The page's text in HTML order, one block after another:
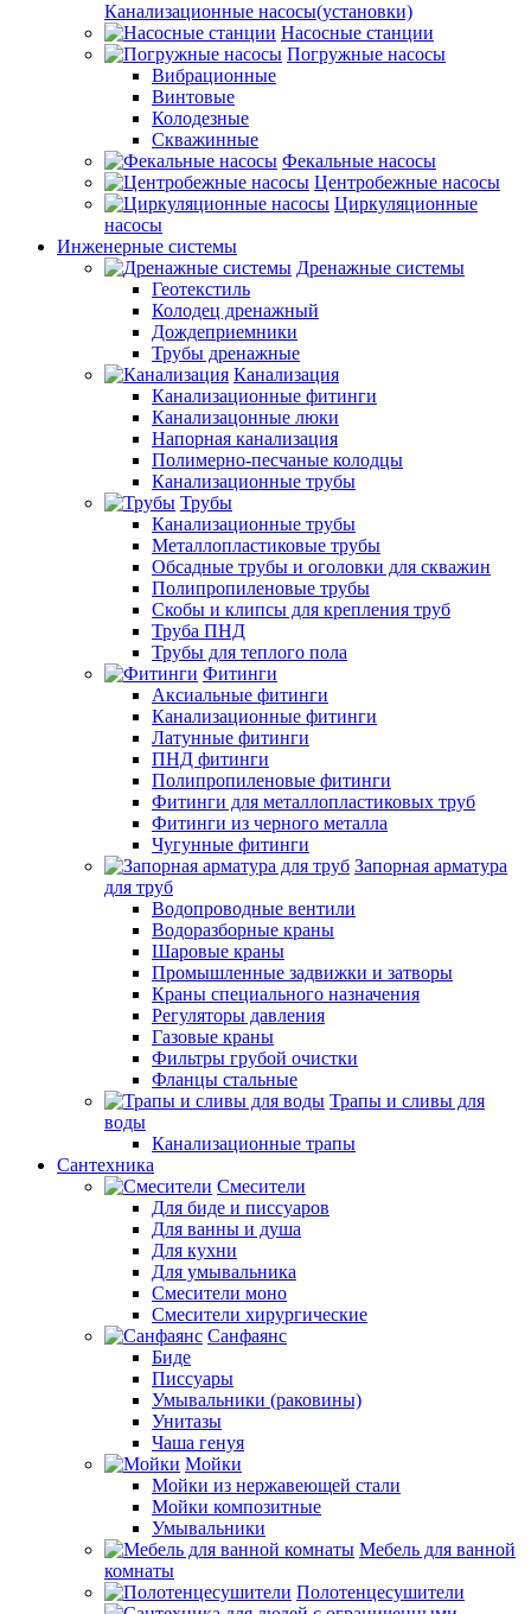
Канализационные насосы(установки)
Насосные станции
Погружные насосы
Вибрационные
Винтовые
Колодезные
Скважинные
Фекальные насосы
Центробежные насосы
Циркуляционные
насосы
Инженерные системы
Дренажные системы
Геотекстиль
Колодец дренажный
Дождеприемники
Трубы дренажные
Канализация
Канализационные фитинги
Канализацонные люки
Напорная канализация
Полимерно-песчаные колодцы
Канализационные трубы
Трубы
Канализационные трубы
Металлопластиковые трубы
Обсадные трубы и оголовки для скважин
Полипропиленовые трубы
Скобы и клипсы для крепления труб
Труба ПНД
Трубы для теплого пола
Фитинги
Аксиальные фитинги
Канализационные фитинги
Латунные фитинги
ПНД фитинги
Полипропиленовые фитинги
Фитинги для металлопластиковых труб
Фитинги из черного металла
Чугунные фитинги
Запорная арматура
для труб
Водопроводные вентили
Водоразборные краны
Шаровые краны
Промышленные задвижки и затворы
Краны специального назначения
Регуляторы давления
Газовые краны
Фильтры грубой очистки
Фланцы стальные
Трапы и сливы для
воды
Канализационные трапы
Сантехника
Смесители
Для биде и писсуаров
Для ванны и душа
Для кухни
Для умывальника
Смесители моно
Смесители хирургические
Санфаянс
Биде
Писсуары
Умывальники (раковины)
Унитазы
Чаша генуя
Мойки
Мойки из нержавеющей стали
Мойки композитные
Умывальники
Мебель для ванной
комнаты
Полотенцесушители